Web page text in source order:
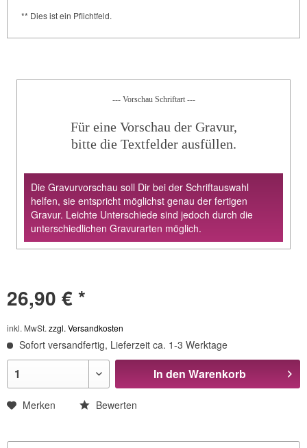
** Dies ist ein Pflichtfeld.
--- Vorschau Schriftart ---
Für eine Vorschau der Gravur,
bitte die Textfelder ausfüllen.
Die Gravurvorschau soll Dir bei der Schriftauswahl
helfen, sie entspricht möglichst genau der fertigen
Gravur. Leichte Unterschiede sind jedoch durch die
unterschiedlichen Gravurarten möglich.
26,90 € *
inkl. MwSt. zzgl. Versandkosten
Sofort versandfertig, Lieferzeit ca. 1-3 Werktage
In den Warenkorb
Merken Bewerten